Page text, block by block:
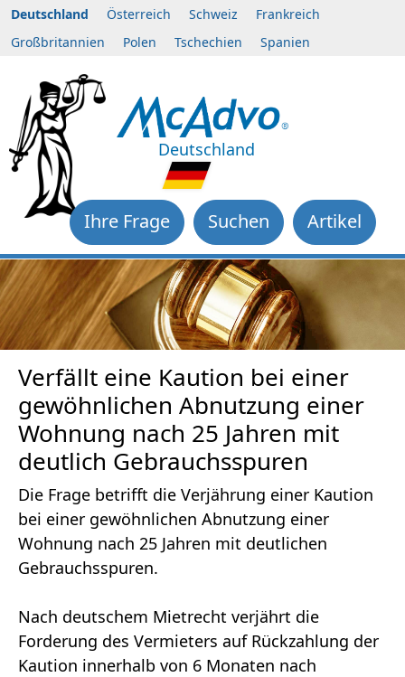
Deutschland Österreich Schweiz
Frankreich
Großbritannien
Polen Tschechien Spanien
Deutschland
Artikel
Suchen
Ihre Frage
Verfällt eine Kaution bei einer
gewöhnlichen Abnutzung einer
Wohnung nach 25 Jahren mit
deutlich Gebrauchsspuren
Die Frage betrifft die Verjährung einer Kaution
bei einer gewöhnlichen Abnutzung einer
Wohnung nach 25 Jahren mit deutlichen
Gebrauchsspuren.
Nach deutschem Mietrecht verjährt die
Forderung des Vermieters auf Rückzahlung der
Kaution innerhalb von 6 Monaten nach